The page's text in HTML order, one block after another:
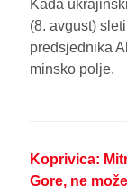
Kada
(8. avgust)
predsjednika
minsko polje.
Koprivica:
Gore, ne